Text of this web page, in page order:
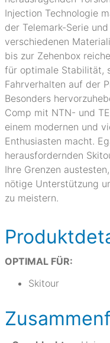
Injection Technologie
der Telemark-Serie
verschiedenen
bis zur Zehenbox
für optimale Stabilität,
Fahrverhalten auf der
Besonders
Comp mit NTN- und
einem modernen und
Enthusiasten macht.
herausfordernden
Ihre Grenzen
nötige Unterstützung
zu meistern.
OPTIMAL FÜR:
Skitour